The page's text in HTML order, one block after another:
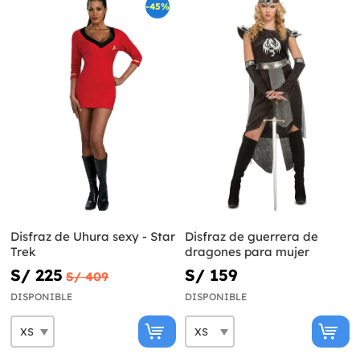
-45%
Disfraz de Uhura sexy - Star
Trek
S/ 225 S/ 409
DISPONIBLE
Disfraz de guerrera de
dragones para mujer
S/ 159
DISPONIBLE